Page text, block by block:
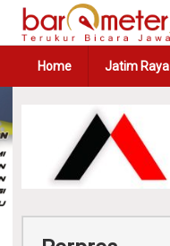
Home Jatim Raya